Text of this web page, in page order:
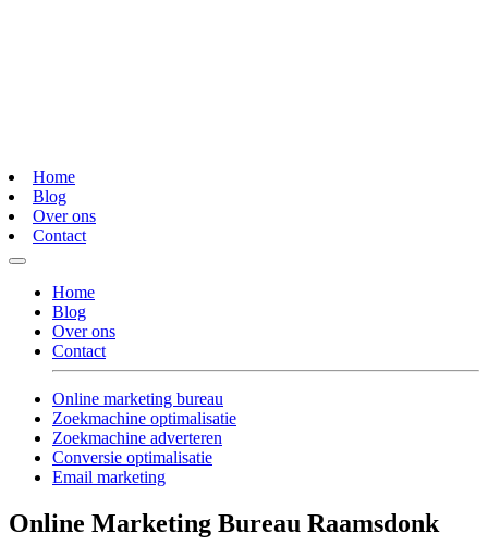
Home
Blog
Over ons
Contact
Home
Blog
Over ons
Contact
Online marketing bureau
Zoekmachine optimalisatie
Zoekmachine adverteren
Conversie optimalisatie
Email marketing
Online Marketing Bureau Raamsdonk